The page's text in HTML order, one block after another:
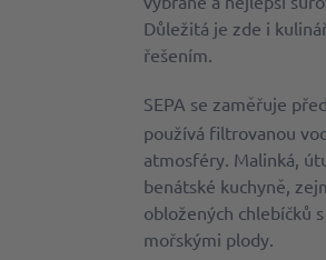
Důležitá je zde i
řešením.
SEPA se zaměřuje
používá filtrovanou
atmosféry. Malinká,
benátské kuchyně,
obložených chlebíčků
mořskými plody.